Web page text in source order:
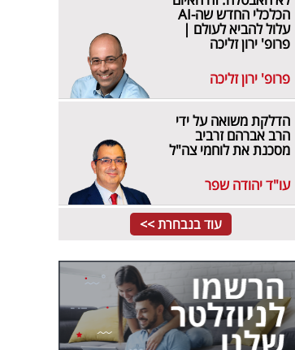
הכלכלי החדש שה-AI
עלול להביא לעולם |
פרופ' ירון זליכה
פרופ' ירון זליכה
הדלקת משואה על ידי
הרב אברהם זרביב
מסכנת את לוחמי צה"ל
עו"ד יהודה שפר
עוד בנבחרת >>